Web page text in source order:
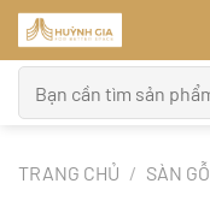
Bỏ
qua
nội
dung
kiếm:
TRANG CHỦ / SÀN GỖ